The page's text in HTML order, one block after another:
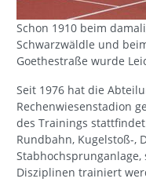
Schon 1910 beim
Schwarzwäldle und
Goethestraße wurde
Seit 1976 hat die
Rechenwiesenstadion
des Trainings
Rundbahn, Kugelstoß-,
Disziplinen trainiert